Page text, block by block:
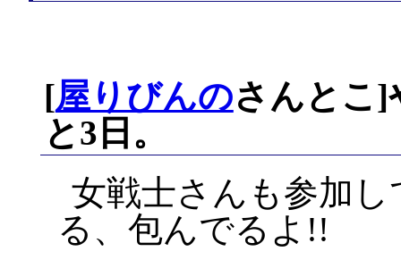
[屋りびんのさんとこ]
と3日。
女戦士さんも参加
る、包んでるよ!!